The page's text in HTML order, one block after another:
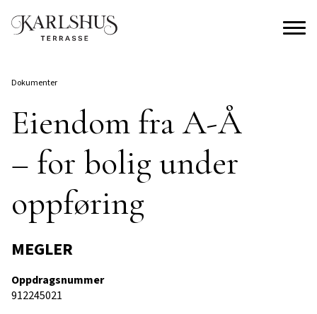
Dokumenter
Eiendom fra A-Å
– for bolig under
oppføring
MEGLER
Oppdragsnummer
912245021